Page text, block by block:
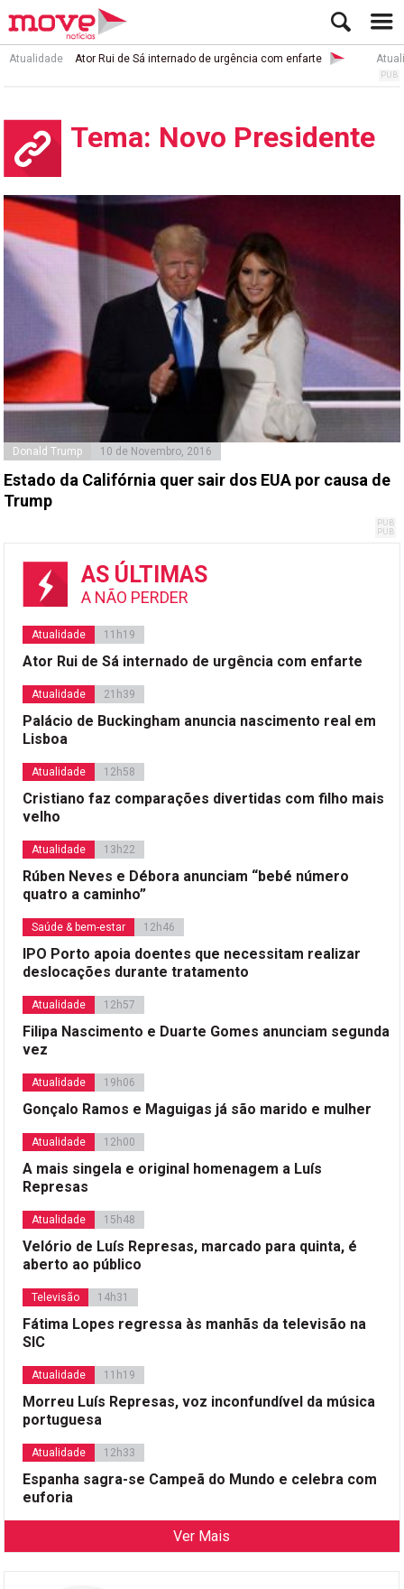
Atualidade Ator Rui de Sá internado de urgência com enfarte
Tema: Novo Presidente
Donald Trump 10 de Novembro, 2016
Estado da Califórnia quer sair dos EUA por causa de
Trump
AS ÚLTIMAS
A NÃO PERDER
Atualidade 11h19
Ator Rui de Sá internado de urgência com enfarte
Atualidade 21h39
Palácio de Buckingham anuncia nascimento real em
Lisboa
Atualidade 12h58
Cristiano faz comparações divertidas com filho mais
velho
Atualidade 13h22
Rúben Neves e Débora anunciam “bebé número
quatro a caminho”
Saúde & bem-estar 12h46
IPO Porto apoia doentes que necessitam realizar
deslocações durante tratamento
Atualidade 12h57
Filipa Nascimento e Duarte Gomes anunciam segunda
vez
Atualidade 19h06
Gonçalo Ramos e Maguigas já são marido e mulher
Atualidade 12h00
A mais singela e original homenagem a Luís
Represas
Atualidade 15h48
Velório de Luís Represas, marcado para quinta, é
aberto ao público
Televisão 14h31
Fátima Lopes regressa às manhãs da televisão na
SIC
Atualidade 11h19
Morreu Luís Represas, voz inconfundível da música
portuguesa
Atualidade 12h33
Espanha sagra-se Campeã do Mundo e celebra com
euforia
Ver Mais